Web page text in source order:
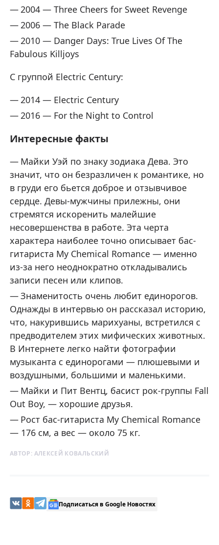
2004 — Three Cheers for Sweet Revenge
2006 — The Black Parade
2010 — Danger Days: True Lives Of The
Fabulous Killjoys
С группой Electric Century:
2014 — Electric Century
2016 — For the Night to Control
Интересные факты
Майки Уэй по знаку зодиака Дева. Это
значит, что он безразличен к романтике, но
в груди его бьется доброе и отзывчивое
сердце. Девы-мужчины прилежны, они
стремятся искоренить малейшие
несовершенства в работе. Эта черта
характера наиболее точно описывает бас-
гитариста My Chemical Romance — именно
из-за него неоднократно откладывались
записи песен или клипов.
Знаменитость очень любит единорогов.
Однажды в интервью он рассказал историю,
что, накурившись марихуаны, встретился с
предводителем этих мифических животных.
В Интернете легко найти фотографии
музыканта с единорогами — плюшевыми и
воздушными, большими и маленькими.
Майки и Пит Вентц, басист рок-группы Fall
Out Boy, — хорошие друзья.
Рост бас-гитариста My Chemical Romance
— 176 см, а вес — около 75 кг.
АВТОР: АЛЕКСЕЙ КОВАЛЬСКИЙ
Подписаться в Google Новостях